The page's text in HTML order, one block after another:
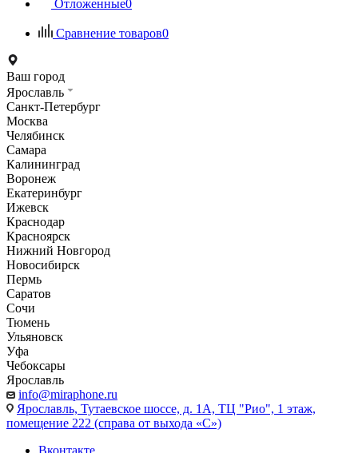
Отложенные0
Сравнение товаров0
Ваш город
Ярославль
Санкт-Петербург
Москва
Челябинск
Самара
Калининград
Воронеж
Екатеринбург
Ижевск
Краснодар
Красноярск
Нижний Новгород
Новосибирск
Пермь
Саратов
Сочи
Тюмень
Ульяновск
Уфа
Чебоксары
Ярославль
info@miraphone.ru
Ярославль, Тутаевское шоссе, д. 1А, ТЦ "Рио", 1 этаж,
помещение 222 (справа от выхода «С»)
Вконтакте